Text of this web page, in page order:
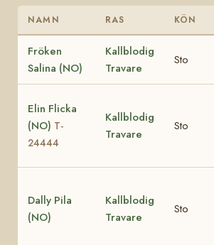
NAMN RAS KÖN
Fröken
Salina (NO)
Kallblodig
Travare
Sto
Elin Flicka
(NO) T-
24444
Kallblodig
Travare
Sto
Dally Pila
(NO)
Kallblodig
Travare
Sto